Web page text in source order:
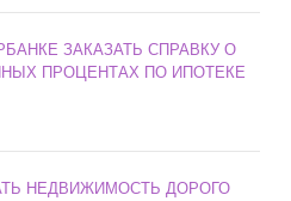
ЗАКАЗАТЬ СПРАВКУ О
ПРОЦЕНТАХ ПО ИПОТЕКЕ
НЕДВИЖИМОСТЬ ДОРОГО